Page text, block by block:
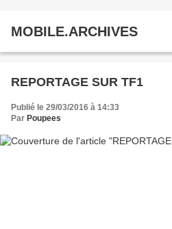
MOBILE.ARCHIVES
REPORTAGE SUR TF1
Publié le 29/03/2016 à 14:33
Par Poupees